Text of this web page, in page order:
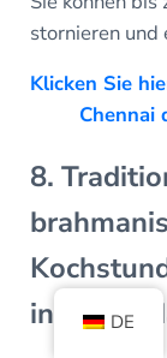
stornieren
Klicken Sie
Chennai
8.
in ihrem
DE